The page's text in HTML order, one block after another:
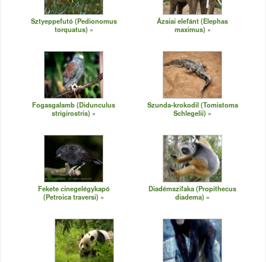
Sztyeppefutó (Pedionomus
torquatus)
Ázsiai elefánt (Elephas
maximus)
Fogasgalamb (Didunculus
strigirostris)
Szunda-krokodil (Tomistoma
Schlegelii)
Fekete cinegelégykapó
(Petroica traversi)
Diadémszifaka (Propithecus
diadema)